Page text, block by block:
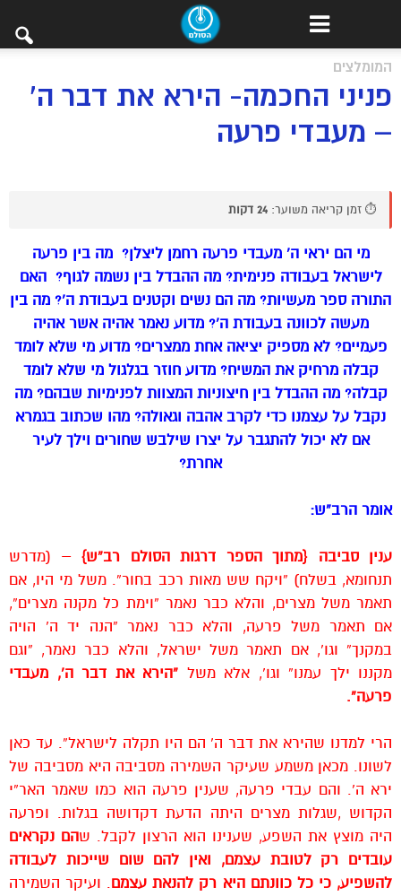
המומלצים
פניני החכמה- הירא את דבר ה’
– מעבדי פרעה
⏱️ זמן קריאה משוער: 24 דקות
מי הם יראי ה’ מעבדי פרעה רחמן ליצלן? מה בין פרעה
לישראל בעבודה פנימית? מה ההבדל בין נשמה לגוף? האם
התורה ספר מעשיות? מה הם נשים וקטנים בעבודת ה’? מה בין
מעשה לכוונה בעבודת ה’? מדוע נאמר אהיה אשר אהיה
פעמיים? לא מספיק יציאה אחת ממצרים? מדוע מי שלא לומד
קבלה מרחיק את המשיח? מדוע חוזר בגלגול מי שלא לומד
קבלה? מה ההבדל בין חיצוניות המצוות לפנימיות שבהם? מה
נקבל על עצמנו כדי לקרב אהבה וגאולה? מהו שכתוב בגמרא
אם לא יכול להתגבר על יצרו שילבש שחורים וילך לעיר
אחרת?
אומר הרב”ש:
ענין סביבה {מתוך הספר דרגות הסולם רב”ש} – (מדרש
תנחומא, בשלח) “ויקח שש מאות רכב בחור”. משל מי היו, אם
תאמר משל מצרים, והלא כבר נאמר “וימת כל מקנה מצרים”,
אם תאמר משל פרעה, והלא כבר נאמר “הנה יד ה’ הויה
במקנך” וגו’, אם תאמר משל ישראל, והלא כבר נאמר, “וגם
מקננו ילך עמנו” וגו’, אלא משל “הירא את דבר ה’, מעבדי
פרעה”.
הרי למדנו שהירא את דבר ה’ הם היו תקלה לישראל”. עד כאן
לשונו. מכאן משמע שעיקר השמירה מסביבה היא מסביבה של
ירא ה’. והם עבדי פרעה, שענין פרעה הוא כמו שאמר האר”י
הקדוש ,שגלות מצרים היתה הדעת דקדושה בגלות. ופרעה
היה מוצץ את השפע, שענינו הוא הרצון לקבל. שהם נקראים
עובדים רק לטובת עצמם, ואין להם שום שייכות לעבודה
להשפיע, כי כל כוונתם היא רק להנאת עצמם. ועיקר השמירה